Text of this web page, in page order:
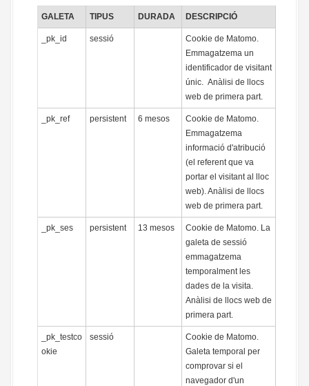
GALETA TIPUS DURADA DESCRIPCIÓ
_pk_id sessió
Cookie de Matomo.
Emmagatzema un
identificador de visitant
únic. Anàlisi de llocs
web de primera part.
_pk_ref persistent 6 mesos
Cookie de Matomo.
Emmagatzema
informació d'atribució
(el referent que va
portar el visitant al lloc
web). Anàlisi de llocs
web de primera part.
_pk_ses persistent 13 mesos
Cookie de Matomo. La
galeta de sessió
emmagatzema
temporalment les
dades de la visita.
Anàlisi de llocs web de
primera part.
_pk_testco
okie
sessió
Cookie de Matomo.
Galeta temporal per
comprovar si el
navegador d'un